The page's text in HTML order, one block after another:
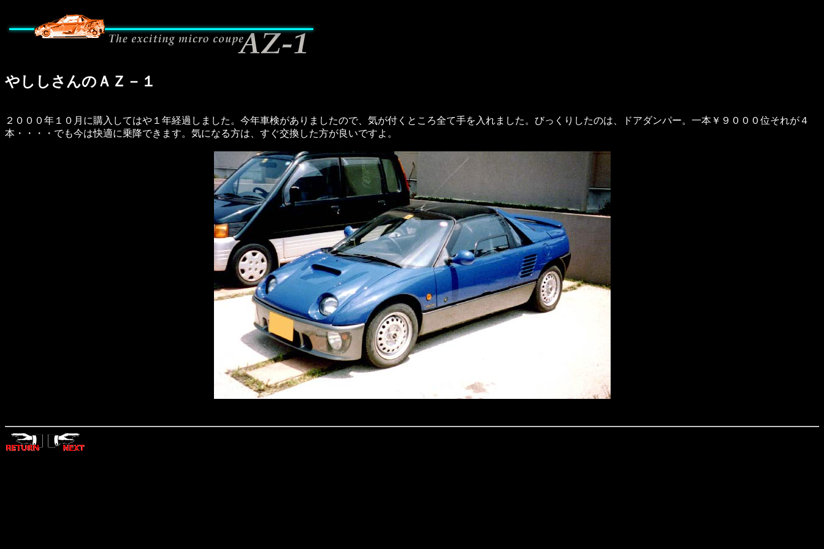
やししさんのＡＺ－１
２０００年１０月に購入してはや１年経過しました。今年車検がありましたので、気が付くところ全て手を入れました。びっくりしたのは、ドアダンパー。一本￥９０００位それが４
本・・・・でも今は快適に乗降できます。気になる方は、すぐ交換した方が良いですよ。